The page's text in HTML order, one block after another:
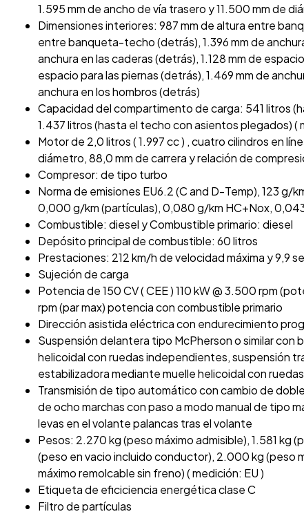
1.595 mm de ancho de vía trasero y 11.500 mm de
Dimensiones interiores: 987 mm de altura entre
entre banqueta-techo (detrás), 1.396 mm de
anchura en las caderas (detrás), 1.128 mm de
espacio para las piernas (detrás), 1.469 mm de
anchura en los hombros (detrás)
Capacidad del compartimento de carga: 541 litros
1.437 litros (hasta el techo con asientos plegados) (
Motor de 2,0 litros ( 1.997 cc ) , cuatro cilindros en
diámetro, 88,0 mm de carrera y relación de
Compresor: de tipo turbo
Norma de emisiones EU6.2 (C and D-Temp), 123 g/
0,000 g/km (partículas), 0,080 g/km HC+Nox,
Combustible: diesel y Combustible primario: diesel
Depósito principal de combustible: 60 litros
Prestaciones: 212 km/h de velocidad máxima y 9,9
Sujeción de carga
Potencia de 150 CV ( CEE ) 110 kW @ 3.500 rpm
rpm (par max) potencia con combustible primario
Dirección asistida eléctrica con endurecimiento
Suspensión delantera tipo McPherson o similar con
helicoidal con ruedas independientes, suspensión
estabilizadora mediante muelle helicoidal con
Transmisión de tipo automático con cambio de
de ocho marchas con paso a modo manual de tipo
levas en el volante palancas tras el volante
Pesos: 2.270 kg (peso máximo admisible), 1.581 kg
(peso en vacio incluido conductor), 2.000 kg (peso
máximo remolcable sin freno) ( medición: EU )
Etiqueta de eficiciencia energética clase C
Filtro de partículas